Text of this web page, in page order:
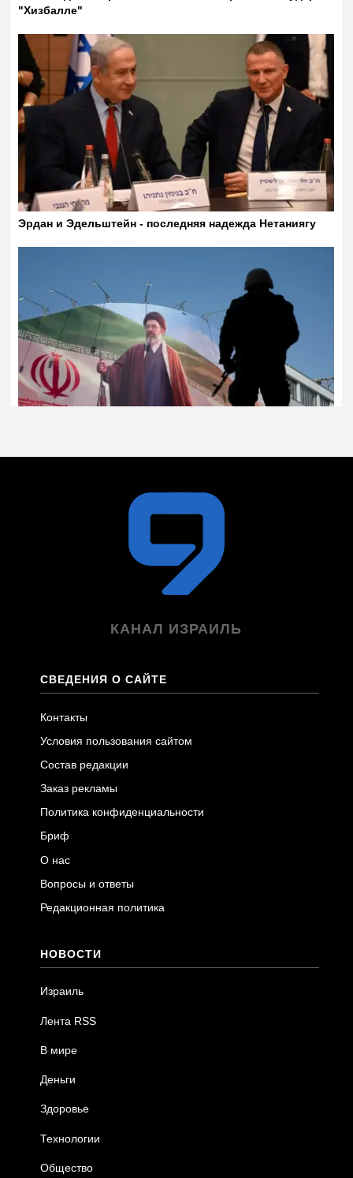
КАНАЛ ИЗРАИЛЬ
СВЕДЕНИЯ О САЙТЕ
Контакты
Условия пользования сайтом
Состав редакции
Заказ рекламы
Политика конфиденциальности
Бриф
О нас
Вопросы и ответы
Редакционная политика
НОВОСТИ
Израиль
Лента RSS
В мире
Деньги
Здоровье
Технологии
Общество